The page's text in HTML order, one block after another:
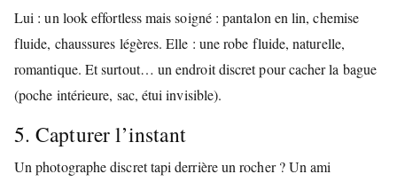
Lui : un look effortless mais soigné : pantalon en lin, chemise
fluide, chaussures légères. Elle : une robe fluide, naturelle,
romantique. Et surtout… un endroit discret pour cacher la bague
(poche intérieure, sac, étui invisible).
5. Capturer l’instant
Un photographe discret tapi derrière un rocher ? Un ami